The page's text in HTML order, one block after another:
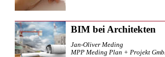
BIM bei Architekten
Jan-Oliver Meding
MPP Meding Plan + Projekt